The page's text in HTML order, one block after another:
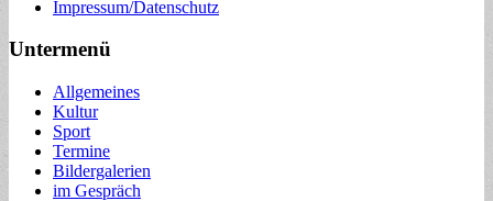
Impressum/Datenschutz
Untermenü
Allgemeines
Kultur
Sport
Termine
Bildergalerien
im Gespräch